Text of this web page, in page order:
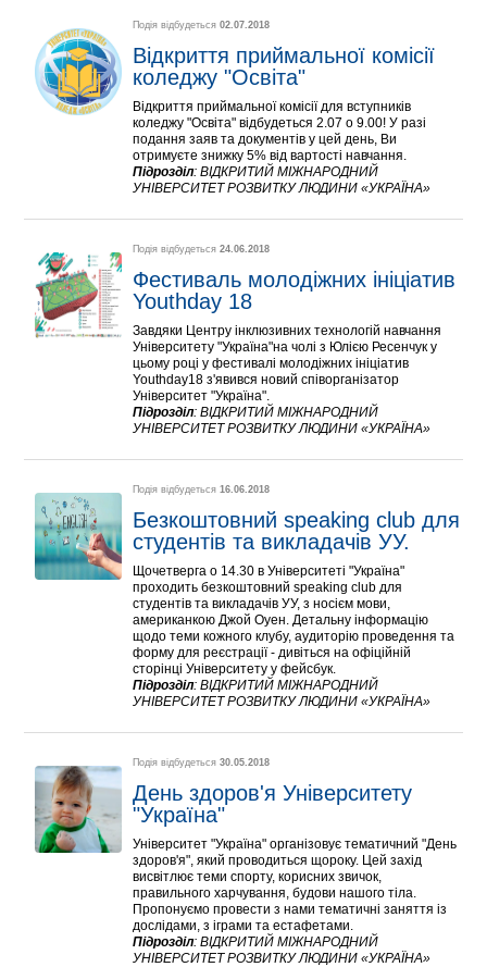
Подія відбудеться02.07.2018
Відкриття приймальної комісії
коледжу "Освіта"
Відкриття приймальної комісії для вступників
коледжу "Освіта" відбудеться 2.07 о 9.00! У разі
подання заяв та документів у цей день, Ви
отримуєте знижку 5% від вартості навчання.
Підрозділ:ВІДКРИТИЙ МІЖНАРОДНИЙ
УНІВЕРСИТЕТ РОЗВИТКУ ЛЮДИНИ «УКРАЇНА»
Подія відбудеться24.06.2018
Фестиваль молодіжних ініціатив
Youthday 18
Завдяки Центру інклюзивних технологій навчання
Університету "Україна"на чолі з Юлією Ресенчук у
цьому році у фестивалі молодіжних ініціатив
Youthday18 з'явився новий співорганізатор
Університет "Україна".
Підрозділ:ВІДКРИТИЙ МІЖНАРОДНИЙ
УНІВЕРСИТЕТ РОЗВИТКУ ЛЮДИНИ «УКРАЇНА»
Подія відбудеться16.06.2018
Безкоштовний speaking club для
студентів та викладачів УУ.
Щочетверга о 14.30 в Університеті "Україна"
проходить безкоштовний speaking club для
студентів та викладачів УУ, з носієм мови,
американкою Джой Оуен. Детальну інформацію
щодо теми кожного клубу, аудиторію проведення та
форму для реєстрації - дивіться на офіційній
сторінці Університету у фейсбук.
Підрозділ:ВІДКРИТИЙ МІЖНАРОДНИЙ
УНІВЕРСИТЕТ РОЗВИТКУ ЛЮДИНИ «УКРАЇНА»
Подія відбудеться30.05.2018
День здоров'я Університету
"Україна"
Університет "Україна" організовує тематичний "День
здоров'я", який проводиться щороку. Цей захід
висвітлює теми спорту, корисних звичок,
правильного харчування, будови нашого тіла.
Пропонуємо провести з нами тематичні заняття із
дослідами, з іграми та естафетами.
Підрозділ:ВІДКРИТИЙ МІЖНАРОДНИЙ
УНІВЕРСИТЕТ РОЗВИТКУ ЛЮДИНИ «УКРАЇНА»